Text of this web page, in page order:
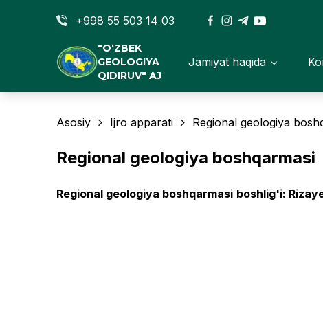
+998 55 503 14 03
"O‘ZBEK
GEOLOGIYA
QIDIRUV" AJ
Jamiyat haqida
Asosiy Ijro apparati Regional geologiya
Regional geologiya boshqarmasi
Regional geologiya boshqarmasi boshlig'i: